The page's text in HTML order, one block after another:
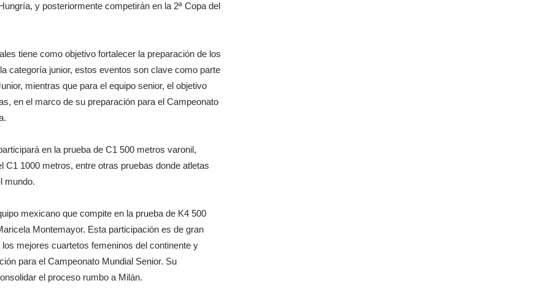
y posteriormente competirán en la 2ª Copa del
tiene como objetivo fortalecer la preparación de los
categoría junior, estos eventos son clave como parte
mientras que para el equipo senior, el objetivo
en el marco de su preparación para el Campeonato
en la prueba de C1 500 metros varonil,
1000 metros, entre otras pruebas donde atletas
mundo.
mexicano que compite en la prueba de K4 500
Montemayor. Esta participación es de gran
mejores cuartetos femeninos del continente y
para el Campeonato Mundial Senior. Su
el proceso rumbo a Milán.